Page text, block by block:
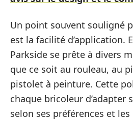
Un point souvent souligné
est la facilité d’application.
Parkside se prête à divers
que ce soit au rouleau, au
pistolet à peinture. Cette
chaque bricoleur d’adapter
selon ses préférences et